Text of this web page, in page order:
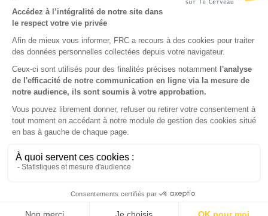
les réseaux sociaux
Partenaires & Mécènes